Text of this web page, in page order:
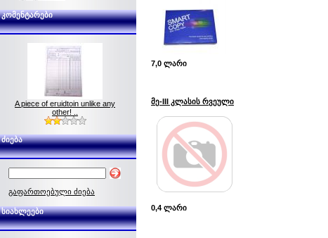
კომენტარები
A piece of eruidtoin unlike any
other! ..
ძიება
გაფართოებული ძიება
სიახლეები
7,0 ლარი
მე-III კლასის რვეული
0,4 ლარი